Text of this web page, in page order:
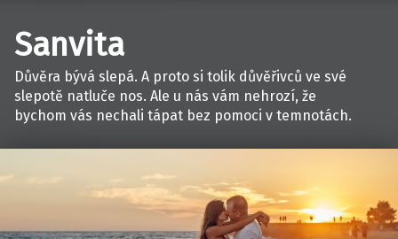
Sanvita
Důvěra bývá slepá. A proto si tolik důvěřivců ve své
slepotě natluče nos. Ale u nás vám nehrozí, že
bychom vás nechali tápat bez pomoci v temnotách.